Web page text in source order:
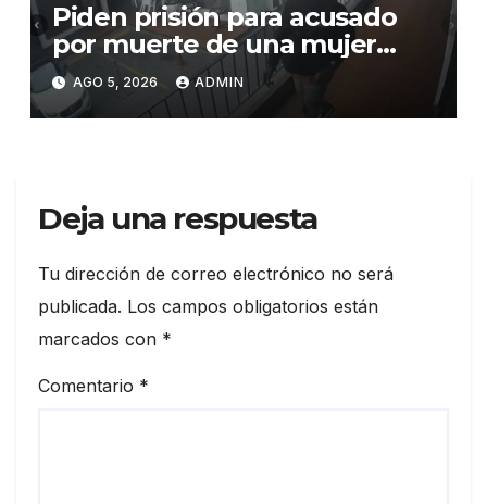
Piden prisión para acusado
por muerte de una mujer
durante intento de robo en
plaza comercial en Piantini
AGO 5, 2026 ADMIN
Deja una respuesta
Tu dirección de correo electrónico no será
publicada. Los campos obligatorios están
marcados con *
Comentario *